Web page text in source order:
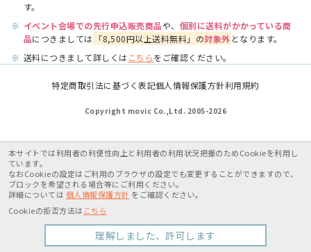
す。
※ イベント会場での先行申込販売商品や、 個別に送料がかかっている商
品につきましては 「8,500円以上送料無料」の対象外 となります。
※ 送料につきまして詳しくはこちらをご確認ください。
特定商取引法に基づく表記個人情報保護方針利用規約
Copyright movic Co.,Ltd. 2005-2026
本サイトでは利用者の利便性向上と利用者の利用状況把握のためCookieを利用し
ています。
なおCookieの設定はご利用のブラウザの設定でも変更することができますので、
ブロックを希望される場合等にご利用ください。
詳細については 個人情報保護方針 をご確認ください。
Cookieの拒否方法は こちら
理解しました、許可します